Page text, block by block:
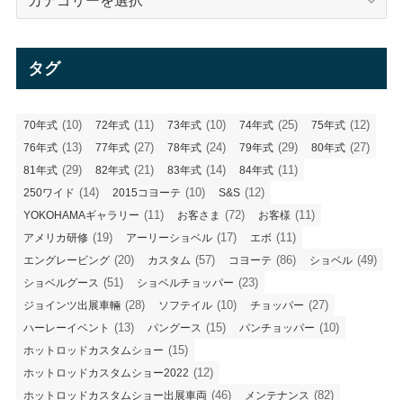
タグ
70年式 (10) 72年式 (11) 73年式 (10) 74年式 (25) 75年式 (12)
76年式 (13) 77年式 (27) 78年式 (24) 79年式 (29) 80年式 (27)
81年式 (29) 82年式 (21) 83年式 (14) 84年式 (11)
250ワイド (14) 2015コヨーテ (10) S&S (12)
YOKOHAMAギャラリー (11) お客さま (72) お客様 (11)
アメリカ研修 (19) アーリーショベル (17) エボ (11)
エングレービング (20) カスタム (57) コヨーテ (86) ショベル (49)
ショベルグース (51) ショベルチョッパー (23)
ジョインツ出展車輛 (28) ソフテイル (10) チョッパー (27)
ハーレーイベント (13) パングース (15) パンチョッパー (10)
ホットロッドカスタムショー (15)
ホットロッドカスタムショー2022 (12)
ホットロッドカスタムショー出展車両 (46) メンテナンス (82)